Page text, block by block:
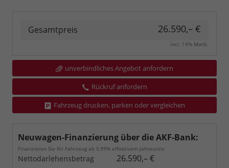
Gesamtpreis 26.590,– €
incl. 19% MwSt.
unverbindliches Angebot anfordern
Rückruf anfordern
Fahrzeug drucken, parken oder vergleichen
Neuwagen-Finanzierung über die AKF-Bank:
Finanzieren Sie Ihr Fahrzeug ab 5,99% effektivem Jahreszins
Nettodarlehensbetrag 26.590,– €